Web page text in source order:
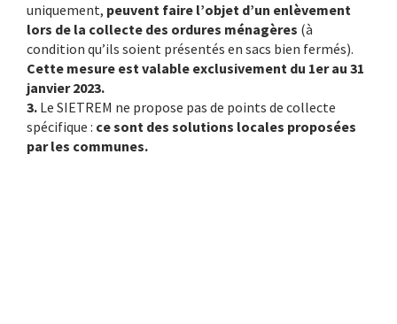
uniquement, peuvent faire l’objet d’un enlèvement
lors de la collecte des ordures ménagères (à
condition qu’ils soient présentés en sacs bien fermés).
Cette mesure est valable exclusivement du 1er au 31
janvier 2023.
3. Le SIETREM ne propose pas de points de collecte
spécifique : ce sont des solutions locales proposées
par les communes.